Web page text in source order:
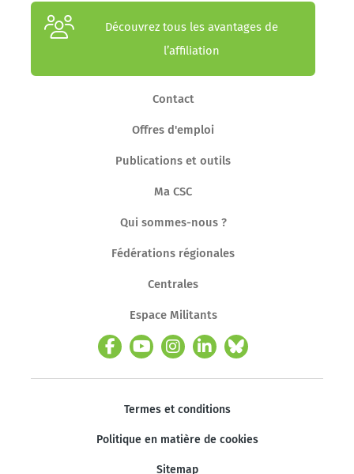
Découvrez tous les avantages de
l’affiliation
Contact
Offres d'emploi
Publications et outils
Ma CSC
Qui sommes-nous ?
Fédérations régionales
Centrales
Espace Militants
Termes et conditions
Politique en matière de cookies
Sitemap